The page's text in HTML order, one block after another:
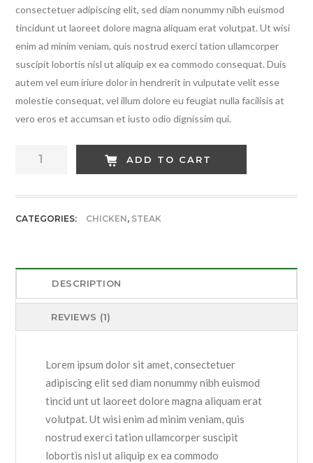
consectetuer adipiscing elit, sed diam nonummy nibh euismod
tincidunt ut laoreet dolore magna aliquam erat volutpat. Ut wisi
enim ad minim veniam, quis nostrud exerci tation ullamcorper
suscipit lobortis nisl ut aliquip ex ea commodo consequat. Duis
autem vel eum iriure dolor in hendrerit in vulputate velit esse
molestie consequat, vel illum dolore eu feugiat nulla facilisis at
vero eros et accumsan et iusto odio dignissim qui.
ADD TO CART
CATEGORIES: CHICKEN, STEAK
DESCRIPTION
REVIEWS (1)
Lorem ipsum dolor sit amet, consectetuer
adipiscing elit sed diam nonummy nibh euismod
tincid unt ut laoreet dolore magna aliquam erat
volutpat. Ut wisi enim ad minim veniam, quis
nostrud exerci tation ullamcorper suscipit
lobortis nisl ut aliquip ex ea commodo